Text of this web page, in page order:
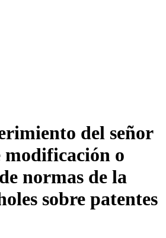
del señor
modificación o
normas de la
sobre patentes